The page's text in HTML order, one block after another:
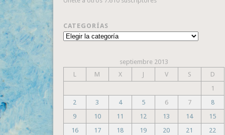
CATEGORÍAS
Categorías
septiembre 2013
L
M X J V S
D
1
2
3 4 5 6 7
8
9
10 11 12 13 14
15
16
17 18 19 20 21
22